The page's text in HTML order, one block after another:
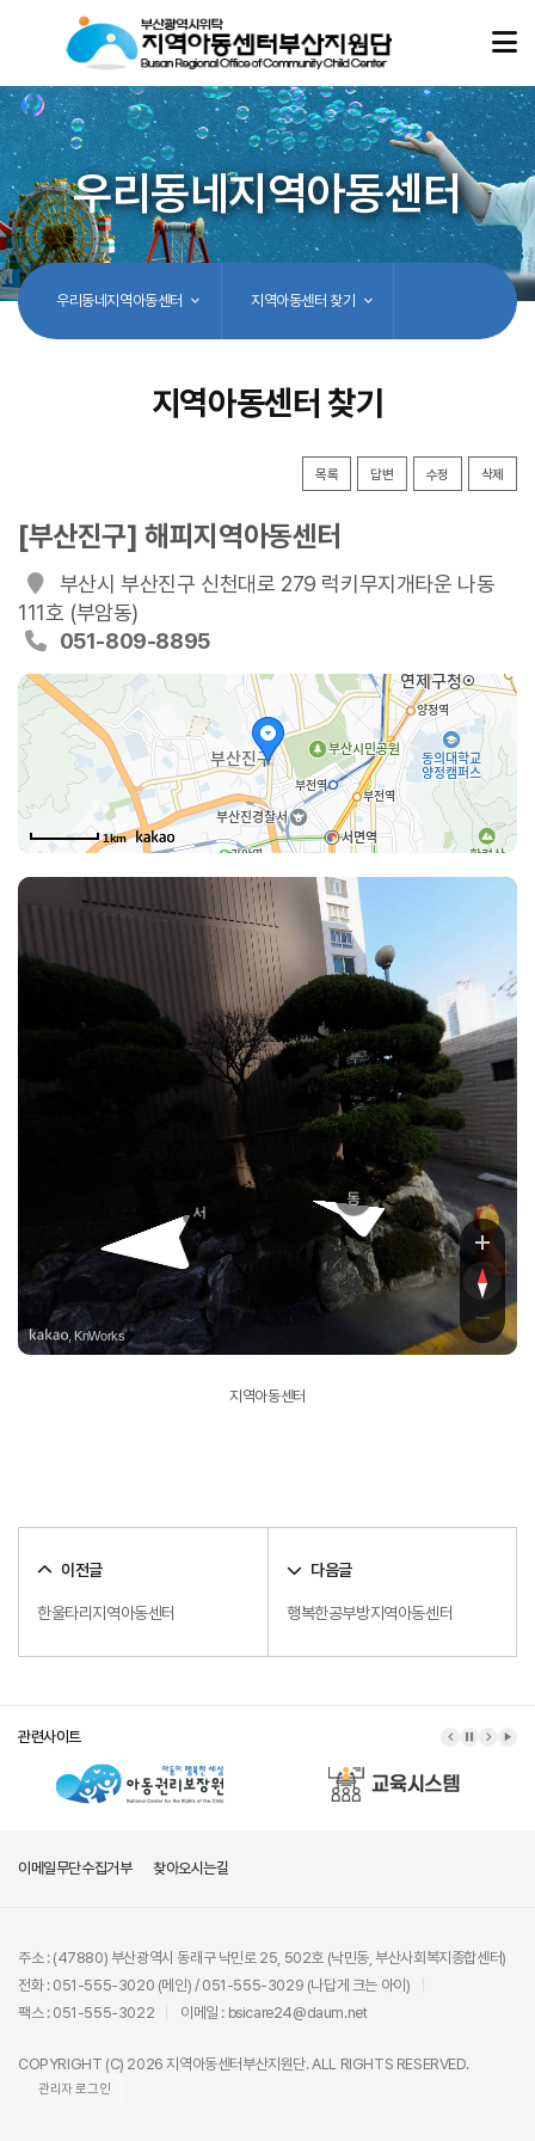
우리동네지역아동센터
우리동네지역아동센터 지역아동센터 찾기
지역아동센터 찾기
목록 답변 수정 삭제
[부산진구] 해피지역아동센터
부산시 부산진구 신천대로 279 럭키무지개타운 나동
111호 (부암동)
051-809-8895
1km
서
동
, KnWorks
지역아동센터
이전글
한울타리지역아동센터
다음글
행복한공부방지역아동센터
관련사이트
이메일무단수집거부 찾아오시는길
주소 : (47880) 부산광역시 동래구 낙민로 25, 502호 (낙민동, 부산사회복지종합센터)
전화 : 051-555-3020 (메인) / 051-555-3029 (나답게 크는 아이)
팩스 : 051-555-3022
이메일 : bsicare24@daum.net
COPYRIGHT (C) 2026 지역아동센터부산지원단. ALL RIGHTS RESERVED.
관리자 로그인